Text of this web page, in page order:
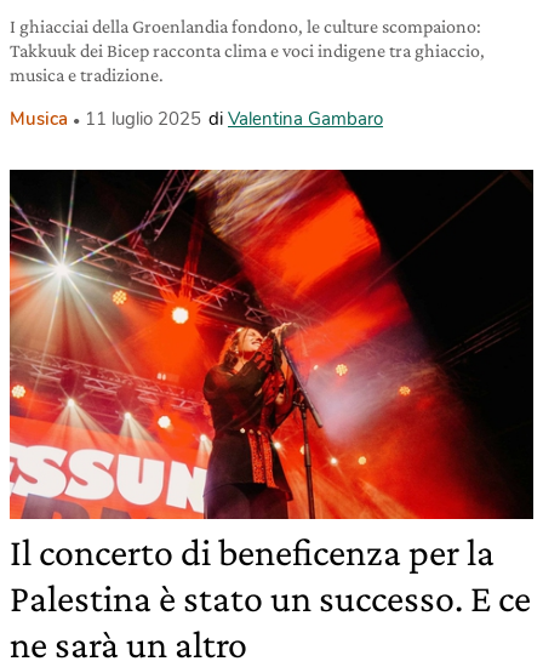
I ghiacciai della Groenlandia fondono, le culture scompaiono:
Takkuuk dei Bicep racconta clima e voci indigene tra ghiaccio,
musica e tradizione.
Musica 11 luglio 2025 di Valentina Gambaro
Il concerto di beneficenza per la
Palestina è stato un successo. E ce
ne sarà un altro